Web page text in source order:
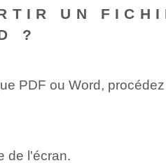
UN
?
PDF ou Word,
de l'écran.